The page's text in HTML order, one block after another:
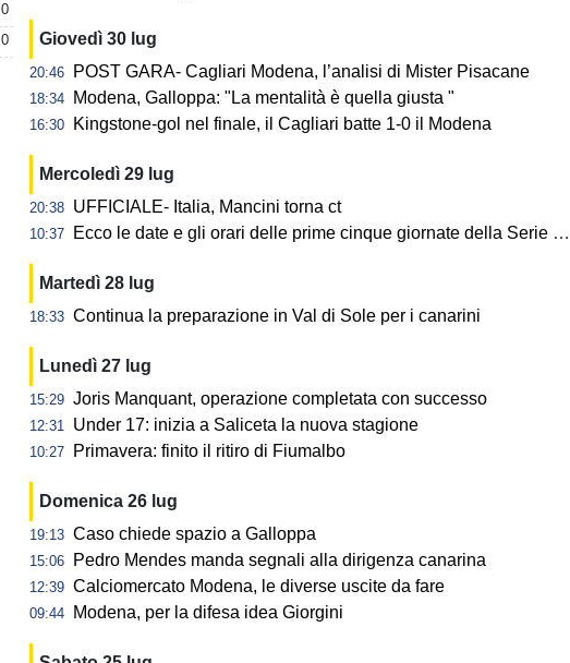
0
0 Giovedì 30 lug
20:46 POST GARA- Cagliari Modena, l’analisi di Mister Pisacane
18:34 Modena, Galloppa: "La mentalità è quella giusta "
16:30 Kingstone-gol nel finale, il Cagliari batte 1-0 il Modena
Mercoledì 29 lug
20:38 UFFICIALE- Italia, Mancini torna ct
10:37 Ecco le date e gli orari delle prime cinque giornate della Serie BKT
Martedì 28 lug
18:33 Continua la preparazione in Val di Sole per i canarini
Lunedì 27 lug
15:29 Joris Manquant, operazione completata con successo
12:31 Under 17: inizia a Saliceta la nuova stagione
10:27 Primavera: finito il ritiro di Fiumalbo
Domenica 26 lug
19:13 Caso chiede spazio a Galloppa
15:06 Pedro Mendes manda segnali alla dirigenza canarina
12:39 Calciomercato Modena, le diverse uscite da fare
09:44 Modena, per la difesa idea Giorgini